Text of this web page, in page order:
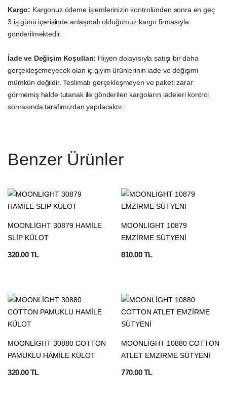
Kargo: Kargonuz ödeme işlemlerinizin kontrolünden sonra en geç
3 iş günü içerisinde anlaşmalı olduğumuz kargo firmasıyla
gönderilmektedir.
İade ve Değişim Koşulları: Hijyen dolayısıyla satışı bir daha
gerçekleşemeyecek olan iç giyim ürünlerinin iade ve değişimi
mümkün değildir. Teslimatı gerçekleşmeyen ve paketi zarar
görmemiş halde tutanak ile gönderilen kargoların iadeleri kontrol
sonrasında tarafımızdan yapılacaktır.
Benzer Ürünler
MOONLİGHT 30879 HAMİLE
SLİP KÜLOT
320.00 TL
MOONLİGHT 10879
EMZİRME SÜTYENİ
810.00 TL
MOONLİGHT 30880 COTTON
PAMUKLU HAMİLE KÜLOT
320.00 TL
MOONLİGHT 10880 COTTON
ATLET EMZİRME SÜTYENİ
770.00 TL